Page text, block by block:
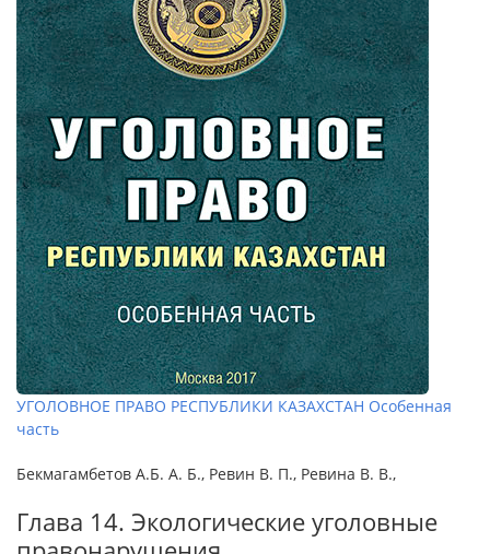
УГОЛОВНОЕ ПРАВО РЕСПУБЛИКИ КАЗАХСТАН Особенная
часть
Бекмагамбетов А.Б. А. Б., Ревин В. П., Ревина В. В.,
Глава 14. Экологические уголовные